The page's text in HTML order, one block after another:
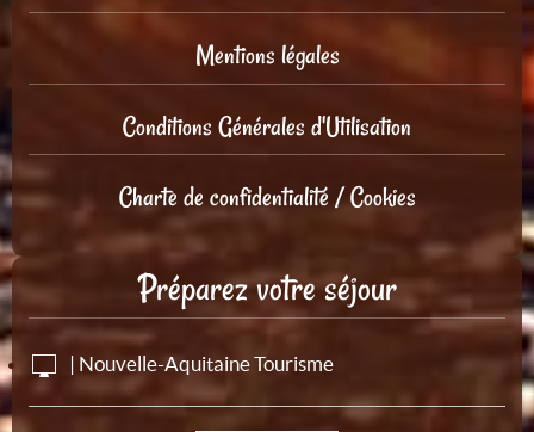
Mentions légales
Conditions Générales d'Utilisation
Charte de confidentialité / Cookies
Préparez votre séjour
| Nouvelle-Aquitaine Tourisme